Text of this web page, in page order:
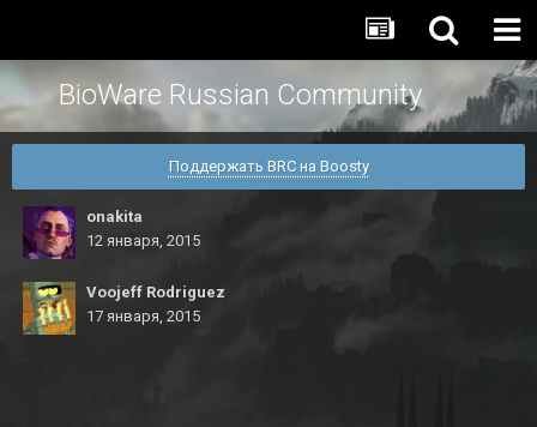
BioWare Russian Community
Поддержать BRC на Boosty
onakita
12 января, 2015
Voojeff Rodriguez
17 января, 2015